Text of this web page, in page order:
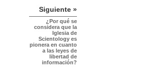
Siguiente »
¿Por qué se
considera que la
Iglesia de
Scientology es
pionera en cuanto
a las leyes de
libertad de
información?